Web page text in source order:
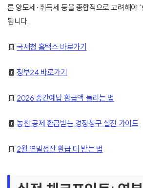
른 양도세·취득세 등을 종합적으로 고려해야
됩니다.
🧾국세청 홈택스 바로가기
🧾정부24 바로가기
🧾 2026 중간예납 환급액 늘리는 법
🧾놓친 공제 환급받는 경정청구 실전 가이드
🧾 2월 연말정산 환급 더 받는 법